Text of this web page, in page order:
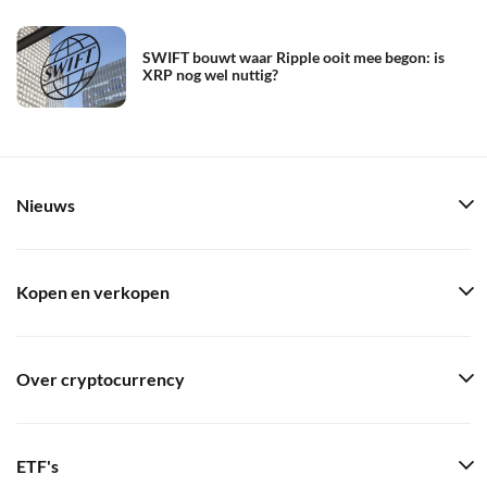
SWIFT bouwt waar Ripple ooit mee begon: is
XRP nog wel nuttig?
Nieuws
Kopen en verkopen
Over cryptocurrency
ETF's